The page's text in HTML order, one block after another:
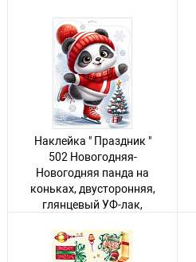
Авторизуйтесь
, чтобы
увидеть цену
10 товаров
Наклейка " Праздник "
502 Новогодняя-
Новогодняя панда на
коньках, двусторонняя,
глянцевый УФ-лак,
Авторизуйтесь, чтобы
увидеть цену